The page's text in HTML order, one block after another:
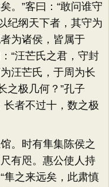
。”客曰：“敢问谁守
纪纲天下者，其守为
为诸侯，皆属于
“汪芒氏之君，守封
汪芒氏，于周为长
之极几何？”孔子
长者不过十，数之极
。时有隼集陈侯之
有咫。惠公使人持
隼之来远矣，此肃慎